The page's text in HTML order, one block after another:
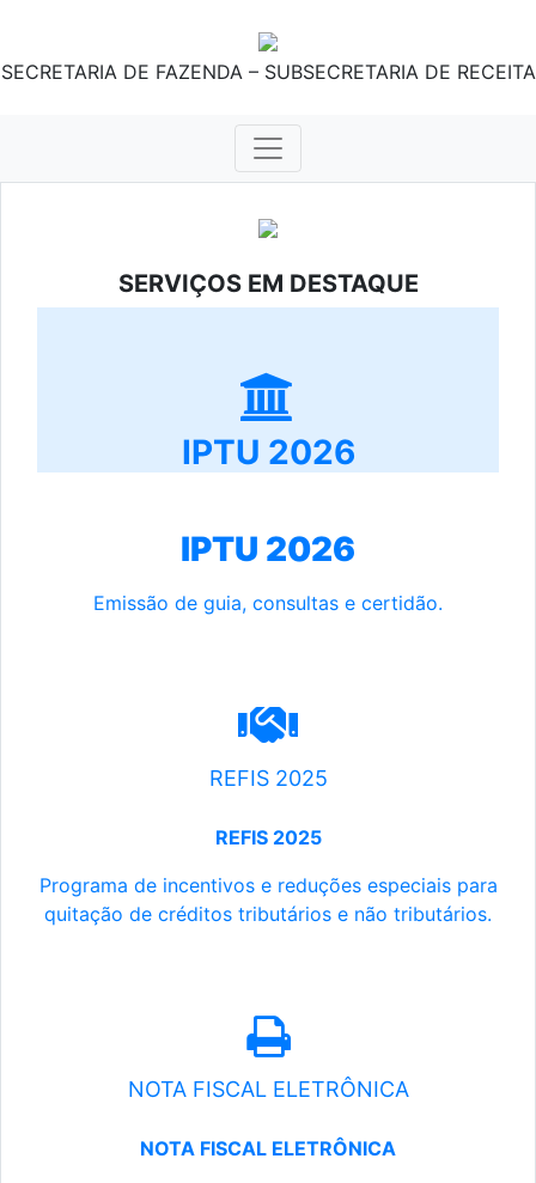
SECRETARIA DE FAZENDA – SUBSECRETARIA DE RECEITA
SERVIÇOS EM DESTAQUE
IPTU 2026
IPTU 2026
Emissão de guia, consultas e certidão.
REFIS 2025
REFIS 2025
Programa de incentivos e reduções especiais para
quitação de créditos tributários e não tributários.
NOTA FISCAL ELETRÔNICA
NOTA FISCAL ELETRÔNICA